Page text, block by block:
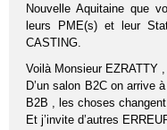
Nouvelle Aquitaine que
leurs PME(s) et leur
CASTING.
Voilà Monsieur EZRATTY
D’un salon B2C on arrive
B2B , les choses
Et j’invite d’autres